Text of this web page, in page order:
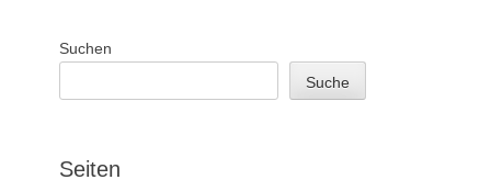
Suchen
Suche
Seiten